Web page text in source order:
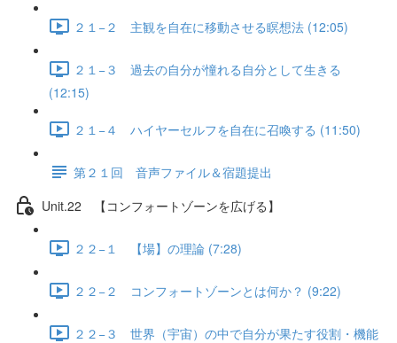
２１−２ 主観を自在に移動させる瞑想法 (12:05)
２１−３ 過去の自分が憧れる自分として生きる
(12:15)
２１−４ ハイヤーセルフを自在に召喚する (11:50)
第２１回 音声ファイル＆宿題提出
Unit.22 【コンフォートゾーンを広げる】
２２−１ 【場】の理論 (7:28)
２２−２ コンフォートゾーンとは何か？ (9:22)
２２−３ 世界（宇宙）の中で自分が果たす役割・機能